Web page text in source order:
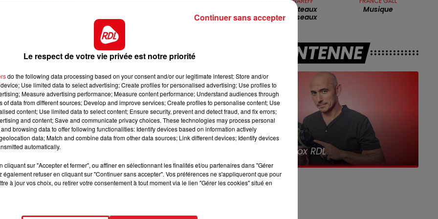
RDL & VOUS
13h00 - 16h00
LES APRÈS-MIDI QUI CHANTENT
a déjà très bien couru en terrain lourd. Baissé au poids
tout est fait pour s'imposer.
il en sera muni cette fois-ci. Doté d'une régularité
une base pour le trio.
2 secondes places avec le port des australiennes. Elle
de nouveau faire l'arrivée.
de septembre, il a terminé sur le podium de la course
c'est une logique.
dans les stalles, mais vient de faire une rentrée
Baissé aussi en valeur, il est à reprendre.
valeur en 1 course, elle posséde peu d'expèrience, par
avec les oeilleres.
lourds, ici avec M.Guyon il visera un bel accessit.
Tous Les Bateaux
Tous Les Oiseaux
Musique
A L'ANTENNE
13h00 - 16h00 16h00 - 19h00
Le Jukebox RDL
Le respect de votre vie privée est notre priorité
do the following data processing based on your consent and/or our legitimate interest: Store and/or
Use limited data to select advertising; Create profiles for personalised advertising; Use profiles to
Measure advertising performance; Measure content performance; Understand audiences through
of data from different sources; Develop and improve services; Create profiles to personalise content; Use
content; Use limited data to select content; Ensure security, prevent and detect fraud, and fix errors;
and content; Save and communicate privacy choices. These technologies may process personal
browsing data to offer following functionalities: Identify devices based on information actively
data; Match and combine data from other data sources; Link different devices; Identify devices
automatically.
cliquant sur "Accepter et fermer", ou affiner en sélectionnant les finalités et/ou partenaires dans "Gérer
également refuser en cliquant sur "Continuer sans accepter". Vos préférences ne s'appliqueront que pour
à jour vos choix, ou retirer votre consentement à tout moment via le lien "Gérer les cookies" situé en
Continuer sans accepter